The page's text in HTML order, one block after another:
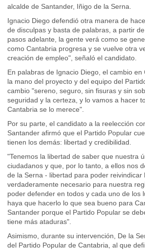
alcalde de Santander, Iñigo de la Serna.
Ignacio Diego defendió otra manera de
de disculpas y basta de palabras, a partir
pasos adelante, la gente verá como se
como Cantabria progresa y se vuelve otra
creación de empleo", señaló el candidato.
En palabras de Ignacio Diego, el cambio en
la mano del proyecto y del equipo del
cambio "sereno, seguro, sin fisuras y sin
seguridad y la certeza, y lo vamos a hacer
Cantabria se lo merece".
Por su parte, el candidato a la reelección
Santander afirmó que el Partido Popular
tienen los demás: libertad y credibilidad.
"Tenemos la libertad de saber que nuestra
ciudadanos y que, por lo tanto, a ellos nos
de la Serna - libertad para poder reivindicar
verdaderamente necesario para nuestra
poder defender en todos y cada uno de los
haya que hacerlo lo que sea bueno para
Santander porque el Partido Popular se
tiene más ataduras".
Asimismo, durante su intervención, De la
del Partido Popular de Cantabria, al que